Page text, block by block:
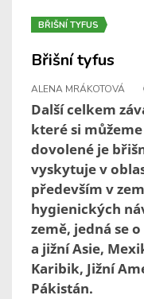
BŘIŠNÍ TYFUS
Břišní tyfus
ALENA MRÁKOTOVÁ
Další celkem
které si
dovolené je
vyskytuje v
především v
hygienických
země, jedná se
a jižní Asie,
Karibik, Jižní
Pákistán.